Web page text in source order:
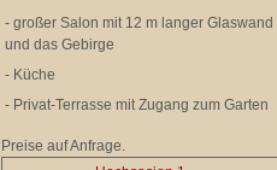
- großer Salon mit 12 m langer
und das Gebirge
- Küche
- Privat-Terrasse mit Zugang zum Garten
Preise auf Anfrage.